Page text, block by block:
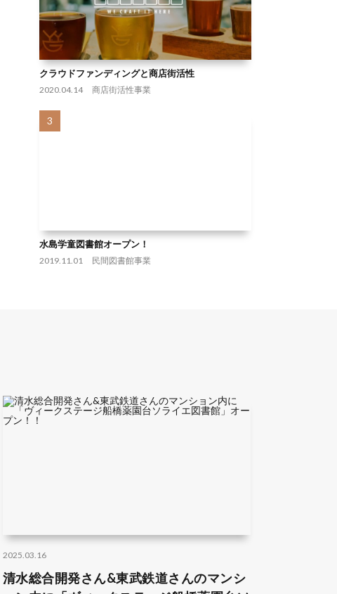
クラウドファンディングと商店街活性
2020.04.14 商店街活性事業
水島学童図書館オープン！
2019.11.01 民間図書館事業
2025.03.16
清水総合開発さん&東武鉄道さんのマンシ